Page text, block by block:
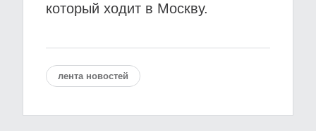
который ходит в Москву.
лента новостей